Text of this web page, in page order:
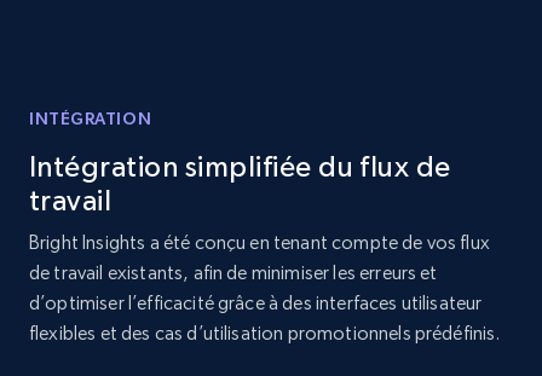
price, and more.
1.9K+
Amazon products search
Asin, URL, Name, Sponsored, Initial price, Final
INTÉGRATION
Intégration simplifiée du flux de
travail
Bright Insights a été conçu en tenant compte de vos flux
de travail existants, afin de minimiser les erreurs et
d’optimiser l’efficacité grâce à des interfaces utilisateur
flexibles et des cas d’utilisation promotionnels prédéfinis.